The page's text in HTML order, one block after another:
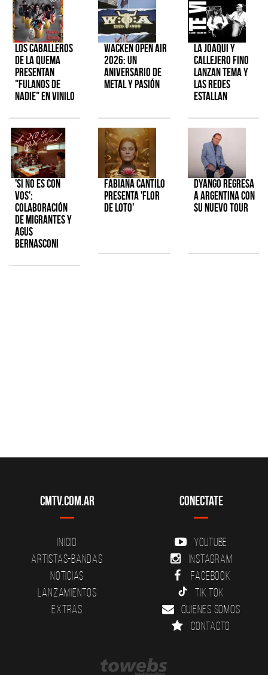
Los Caballeros
de la Quema
presentan
"Fulanos de
Nadie" en vinilo
Wacken Open Air
2026: Un
aniversario de
metal y pasión
La Joaqui y
Callejero Fino
lanzan tema y
las redes
estallan
'Si No Es Con
Vos':
colaboración
de Migrantes y
Agus
Bernasconi
Fabiana Cantilo
presenta 'Flor
de Loto'
Dyango regresa
a Argentina con
su nuevo tour
CMTV.com.ar
Inicio
Artistas-Bandas
Noticias
Lanzamientos
Extras
Conectate
YouTube
Instagram
Facebook
Tik Tok
Quienes somos
Contacto